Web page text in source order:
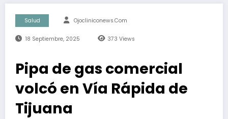
Salud Ojocliniconews.com
18 Septiembre, 2025 373 Views
Pipa de gas comercial
volcó en Vía Rápida de
Tijuana